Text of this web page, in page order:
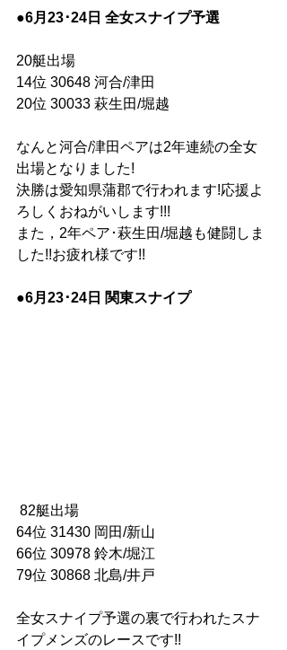
●6月23･24日 全女スナイプ予選
20艇出場
14位 30648 河合/津田
20位 30033 萩生田/堀越
なんと河合/津田ペアは2年連続の全女
出場となりました!
決勝は愛知県蒲郡で行われます!応援よ
ろしくおねがいします!!!
また，2年ペア･萩生田/堀越も健闘しま
した!!お疲れ様です!!
●6月23･24日 関東スナイプ
82艇出場
64位 31430 岡田/新山
66位 30978 鈴木/堀江
79位 30868 北島/井戸
全女スナイプ予選の裏で行われたスナ
イプメンズのレースです!!